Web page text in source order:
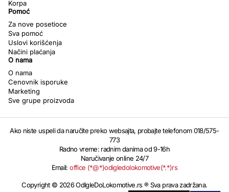
Korpa
Pomoć
Za nove posetioce
Sva pomoć
Uslovi korišćenja
Načini plaćanja
O nama
O nama
Cenovnik isporuke
Marketing
Sve grupe proizvoda
Ako niste uspeli da naručite preko websajta, probajte telefonom 018/575-
773
Radno vreme: radnim danima od 9-16h
Naručivanje online 24/7
Email:office (*@*)odigledolokomotive(*.*)rs
Copyright © 2026 OdIgleDoLokomotive.rs ® Sva prava zadržana.